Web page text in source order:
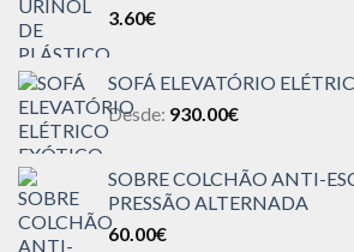
3.60€
SOFÁ ELEVATÓRIO
Desde: 930.00€
SOBRE COLCHÃO ANTI-
PRESSÃO ALTERNADA
60.00€